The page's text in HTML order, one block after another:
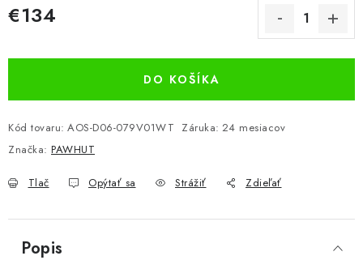
€134
DO KOŠÍKA
Kód tovaru: AOS-D06-079V01WT Záruka: 24 mesiacov
Značka: PAWHUT
Tlač Opýtať sa Strážiť Zdieľať
Popis